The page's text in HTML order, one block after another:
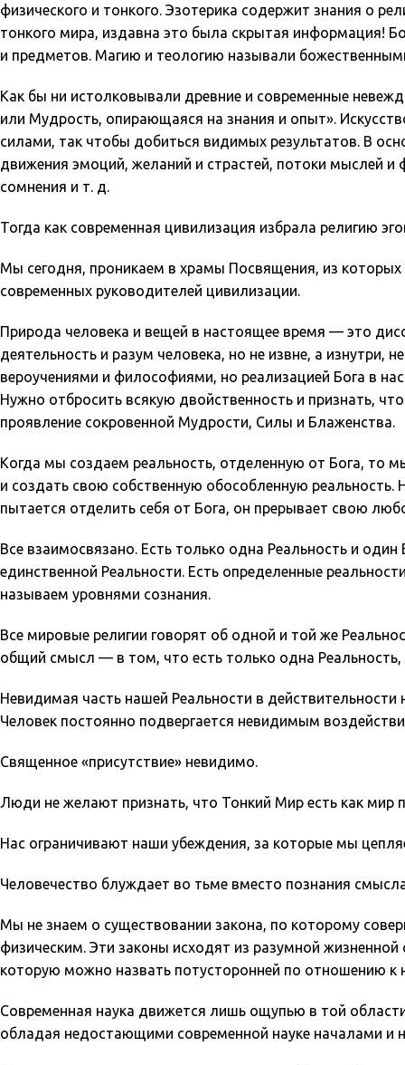
физического и тонкого. Эзотерика содержит знания о
тонкого мира, издавна это была скрытая информация!
и предметов. Магию и теологию называли
Как бы ни истолковывали древние и современные
или Мудрость, опирающаяся на знания и опыт».
силами, так чтобы добиться видимых результатов. В
движения эмоций, желаний и страстей, потоки мыслей
сомнения и т. д.
Тогда как современная цивилизация избрала религию
Мы сегодня, проникаем в храмы Посвящения, из
современных руководителей цивилизации.
Природа человека и вещей в настоящее время — это
деятельность и разум человека, но не извне, а
вероучениями и философиями, но реализацией Бога в
Нужно отбросить всякую двойственность и признать,
проявление сокровенной Мудрости, Силы и Блаженства.
Когда мы создаем реальность, отделенную от Бога, то
и создать свою собственную обособленную реальность.
пытается отделить себя от Бога, он прерывает свою
Все взаимосвязано. Есть только одна Реальность и
единственной Реальности. Есть определенные
называем уровнями сознания.
Все мировые религии говорят об одной и той же
общий смысл — в том, что есть только одна
Невидимая часть нашей Реальности в
Человек постоянно подвергается невидимым
Священное «присутствие» невидимо.
Люди не желают признать, что Тонкий Мир есть как мир
Нас ограничивают наши убеждения, за которые мы
Человечество блуждает во тьме вместо познания
Мы не знаем о существовании закона, по которому
физическим. Эти законы исходят из разумной
которую можно назвать потусторонней по отношению к
Современная наука движется лишь ощупью в той
обладая недостающими современной науке началами